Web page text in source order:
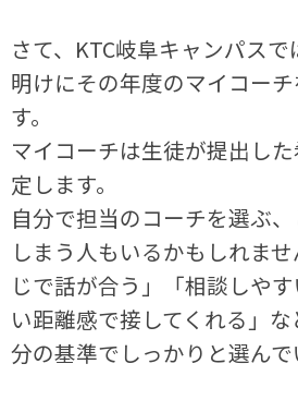
さて、KTC岐阜キャンパス
明けにその年度のマイコー
す。
マイコーチは生徒が提出し
定します。
自分で担当のコーチを選ぶ
しまう人もいるかもしれま
じで話が合う」「相談しや
い距離感で接してくれる」
分の基準でしっかりと選んで